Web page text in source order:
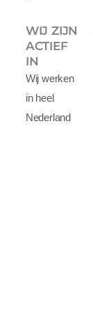
WIJ ZIJN
ACTIEF
IN
Wij werken
in heel
Nederland